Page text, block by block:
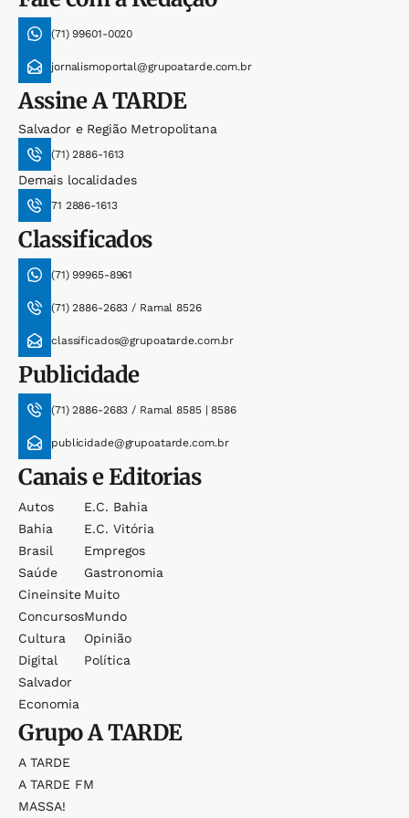
(71) 99601-0020
jornalismoportal@grupoatarde.com.br
AssineA TARDE
Salvador e Região Metropolitana
(71) 2886-1613
Demais localidades
71 2886-1613
Classificados
(71) 99965-8961
(71) 2886-2683 / Ramal 8526
classificados@grupoatarde.com.br
Publicidade
(71) 2886-2683 / Ramal 8585 | 8586
publicidade@grupoatarde.com.br
Canais e Editorias
Autos
Bahia
Brasil
Saúde
Cineinsite
Concursos
Cultura
Digital
Salvador
Economia
E.c. Bahia
E.c. Vitória
Empregos
Gastronomia
Muito
Mundo
Opinião
Política
GrupoA TARDE
A TARDE
A TARDE FM
MASSA!